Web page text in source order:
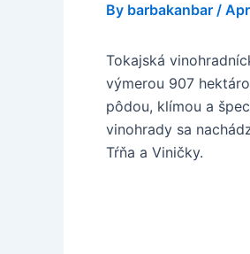
By barbakanbar /
Tokajská
výmerou 907
pôdou, klímou a
vinohrady sa
Tŕňa a Viničky.